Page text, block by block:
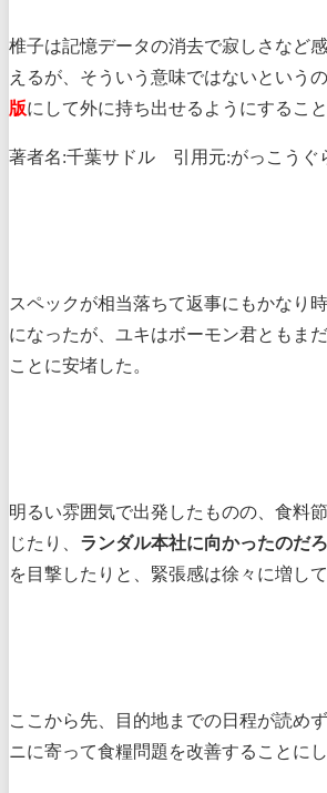
椎子は記憶データの消去で寂しさなど
えるが、そういう意味ではないというの
版にして外に持ち出せるようにするこ
著者名:千葉サドル 引用元:がっこうぐ
スペックが相当落ちて返事にもかなり
になったが、ユキはボーモン君ともま
ことに安堵した。
明るい雰囲気で出発したものの、食料
じたり、 ランダル本社に向かったのだ
を目撃したりと、緊張感は徐々に増して
ここから先、目的地までの日程が読め
ニに寄って食糧問題を改善することにし